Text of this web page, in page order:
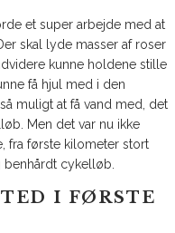
et super arbejde med at
skal lyde masser af roser
kunne holdene stille
få hjul med i den
muligt at få vand med, det
Men det var nu ikke
fra første kilometer stort
cykelløb.
I FØRSTE